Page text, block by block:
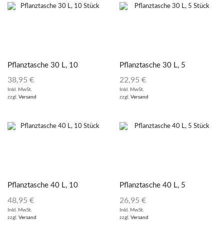
Pflanztasche 30 L, 10
Stück
38,95 €
Inkl. MwSt.
zzgl. Versand
Pflanztasche 30 L, 5
Stück
22,95 €
Inkl. MwSt.
zzgl. Versand
Pflanztasche 40 L, 10
Stück
48,95 €
Inkl. MwSt.
zzgl. Versand
Pflanztasche 40 L, 5
Stück
26,95 €
Inkl. MwSt.
zzgl. Versand